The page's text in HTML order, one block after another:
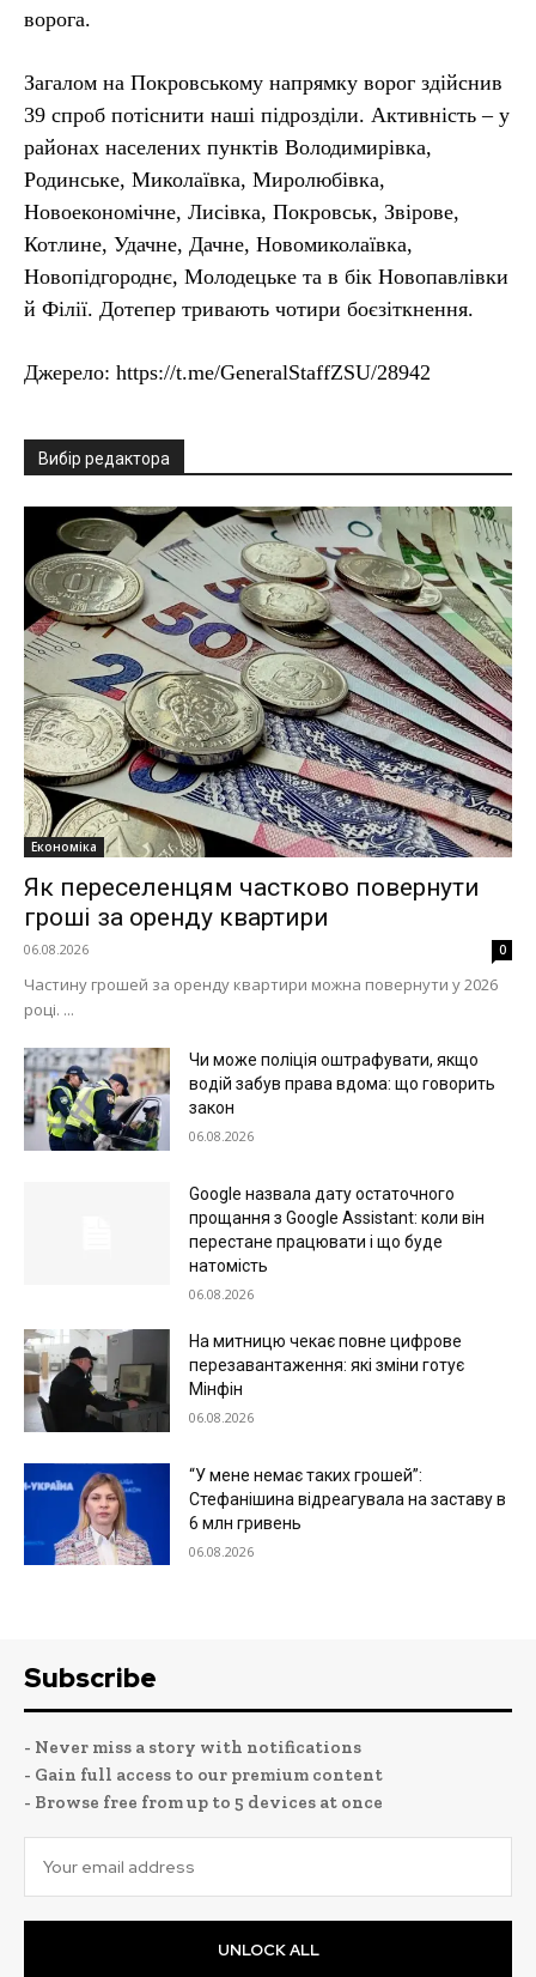
ворога.
Загалом на Покровському напрямку ворог здійснив
39 спроб потіснити наші підрозділи. Активність – у
районах населених пунктів Володимирівка,
Родинське, Миколаївка, Миролюбівка,
Новоекономічне, Лисівка, Покровськ, Звірове,
Котлине, Удачне, Дачне, Новомиколаївка,
Новопідгороднє, Молодецьке та в бік Новопавлівки
й Філії. Дотепер тривають чотири боєзіткнення.
Джерело: https://t.me/GeneralStaffZSU/28942
Вибір редактора
Економіка
Як переселенцям частково повернути
гроші за оренду квартири
06.08.2026 0
Частину грошей за оренду квартири можна повернути у 2026
році. ...
Чи може поліція оштрафувати, якщо
водій забув права вдома: що говорить
закон
06.08.2026
Google назвала дату остаточного
прощання з Google Assistant: коли він
перестане працювати і що буде
натомість
06.08.2026
На митницю чекає повне цифрове
перезавантаження: які зміни готує
Мінфін
06.08.2026
“У мене немає таких грошей”:
Стефанішина відреагувала на заставу в
6 млн гривень
06.08.2026
Subscribe
- Never miss a story with notifications
- Gain full access to our premium content
- Browse free from up to 5 devices at once
UNLOCK ALL